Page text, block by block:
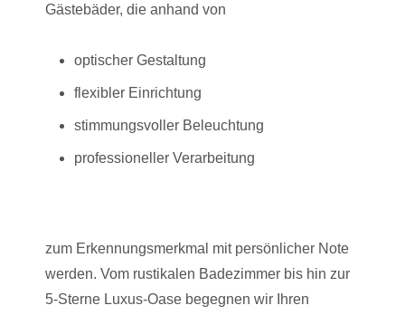
Gästebäder, die anhand von
optischer Gestaltung
flexibler Einrichtung
stimmungsvoller Beleuchtung
professioneller Verarbeitung
zum Erkennungsmerkmal mit persönlicher Note
werden. Vom rustikalen Badezimmer bis hin zur
5-Sterne Luxus-Oase begegnen wir Ihren